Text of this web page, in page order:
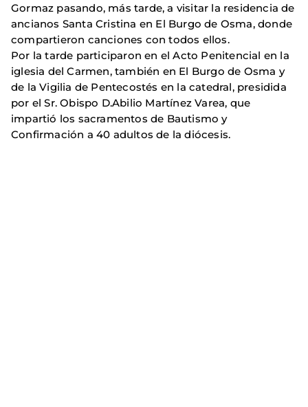
Gormaz pasando, más tarde, a visitar la residencia de
ancianos Santa Cristina en El Burgo de Osma, donde
compartieron canciones con todos ellos.
Por la tarde participaron en el Acto Penitencial en la
iglesia del Carmen, también en El Burgo de Osma y
de la Vigilia de Pentecostés en la catedral, presidida
por el Sr. Obispo D.Abilio Martínez Varea, que
impartió los sacramentos de Bautismo y
Confirmación a 40 adultos de la diócesis.